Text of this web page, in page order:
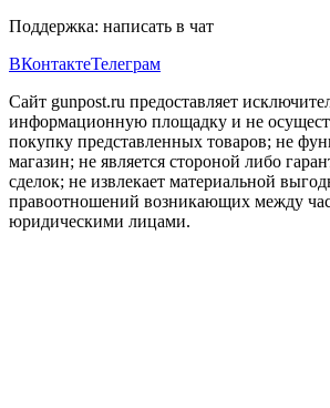
Поддержка: написать в чат
ВКонтактеТелеграм
Сайт gunpost.ru предоставляет
информационную площадку и не
покупку представленных товаров; не
магазин; не является стороной либо
сделок; не извлекает материальной
правоотношений возникающих между
юридическими лицами.